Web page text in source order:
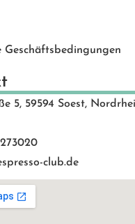
Geschäftsbedingungen
5, 59594 Soest,
club.de